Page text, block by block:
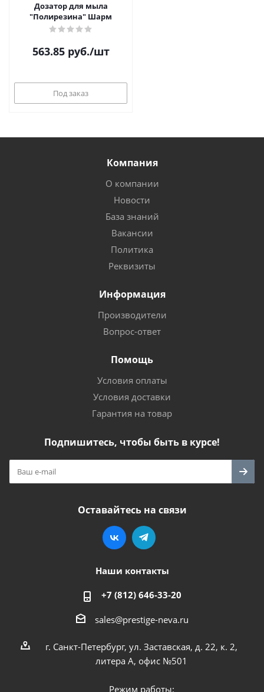
Дозатор для мыла
"Полирезина" Шарм
563.85руб./шт
Под заказ
Компания
О компании
Новости
База знаний
Вакансии
Политика
Реквизиты
Информация
Производители
Вопрос-ответ
Помощь
Условия оплаты
Условия доставки
Гарантия на товар
Подпишитесь, чтобы быть в курсе!
Оставайтесь на связи
Наши контакты
+7 (812) 646-33-20
sales@prestige-neva.ru
г. Санкт-Петербург, ул. Заставская, д. 22, к. 2,
литера А, офис №501
Режим работы: